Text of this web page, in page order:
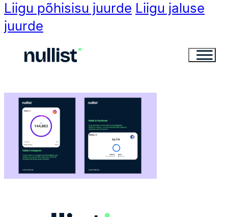
Liigu põhisisu juurde Liigu jaluse
juurde